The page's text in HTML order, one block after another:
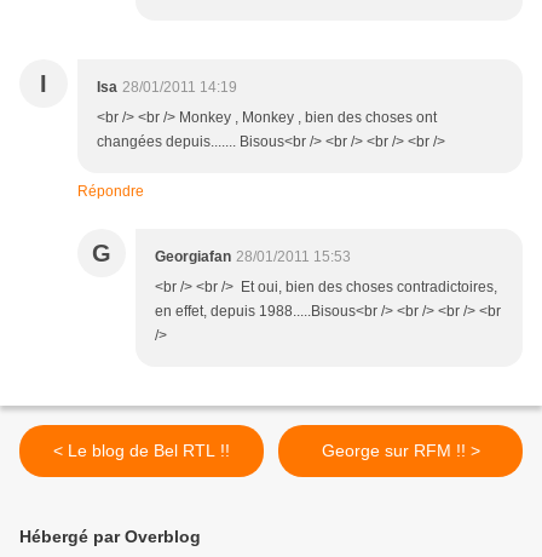
I Isa 28/01/2011 14:19
<br /> <br /> Monkey , Monkey , bien des choses ont
changées depuis....... Bisous<br /> <br /> <br /> <br />
Répondre
G Georgiafan 28/01/2011 15:53
<br /> <br /> Et oui, bien des choses contradictoires,
en effet, depuis 1988.....Bisous<br /> <br /> <br /> <br
/>
< Le blog de Bel RTL !! George sur RFM !! >
Hébergé par Overblog